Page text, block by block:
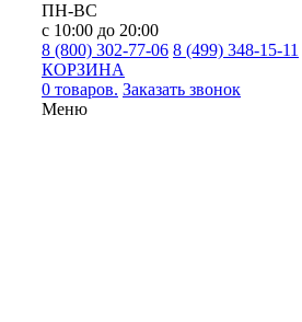
ПН-ВС
с 10:00 до 20:00
8 (800) 302-77-06 8 (499) 348-15-11
КОРЗИНА
0 товаров. Заказать звонок
Меню